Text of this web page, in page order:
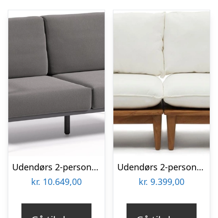
Udendørs 2-personers sofa Kave Home Comova sort aluminium med aftagelige hynder i genanvendt Crevin stof
kr. 10.649,00
Udendørs 2-personers sofa Kave Home Portitxol modulær teak natur
kr. 9.399,00